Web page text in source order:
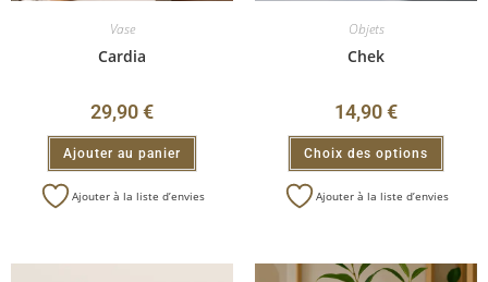
Vase
Cardia
29,90€
Ajouter au panier
Ajouter à la liste d’envies
Objets
Chek
14,90€
Choix des options
Ajouter à la liste d’envies